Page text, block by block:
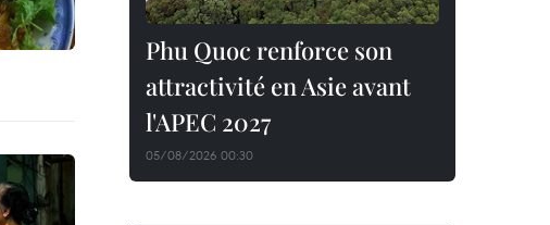
Phu Quoc renforce son
attractivité en Asie avant
l'APEC 2027
05/08/2026 00:30